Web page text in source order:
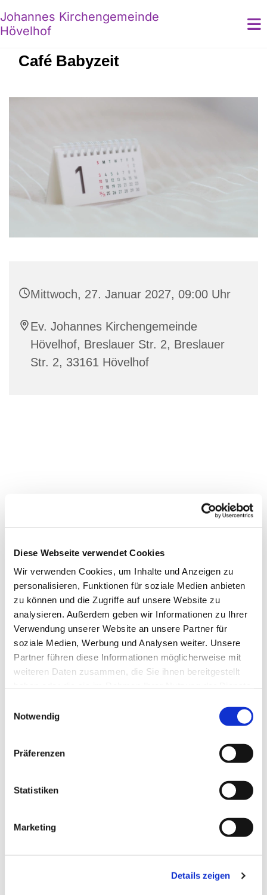
Diese Webseite verwendet Cookies
Wir verwenden Cookies, um Inhalte und Anzeigen zu
personalisieren, Funktionen für soziale Medien anbieten
zu können und die Zugriffe auf unsere Website zu
analysieren. Außerdem geben wir Informationen zu Ihrer
Verwendung unserer Website an unsere Partner für
soziale Medien, Werbung und Analysen weiter. Unsere
Partner führen diese Informationen möglicherweise mit
weiteren Daten zusammen, die Sie ihnen bereitgestellt
Notwendig
Präferenzen
Statistiken
Marketing
Details zeigen
Johannes Kirchengemeinde
Hövelhof
Café Babyzeit
Mittwoch, 27. Januar 2027, 09:00 Uhr
Ev. Johannes Kirchengemeinde
Hövelhof, Breslauer Str. 2, Breslauer
Str. 2, 33161 Hövelhof
Dies könnte Sie auch
interessieren